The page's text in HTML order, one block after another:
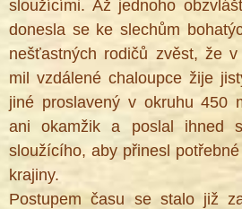
sloužícími. Až jednoho
donesla se ke slechům
nešťastných rodičů zvěst, že
mil vzdálené chaloupce žije
jiné proslavený v okruhu 450
ani okamžik a poslal ihned
sloužícího, aby přinesl
krajiny.
Postupem času se stalo již